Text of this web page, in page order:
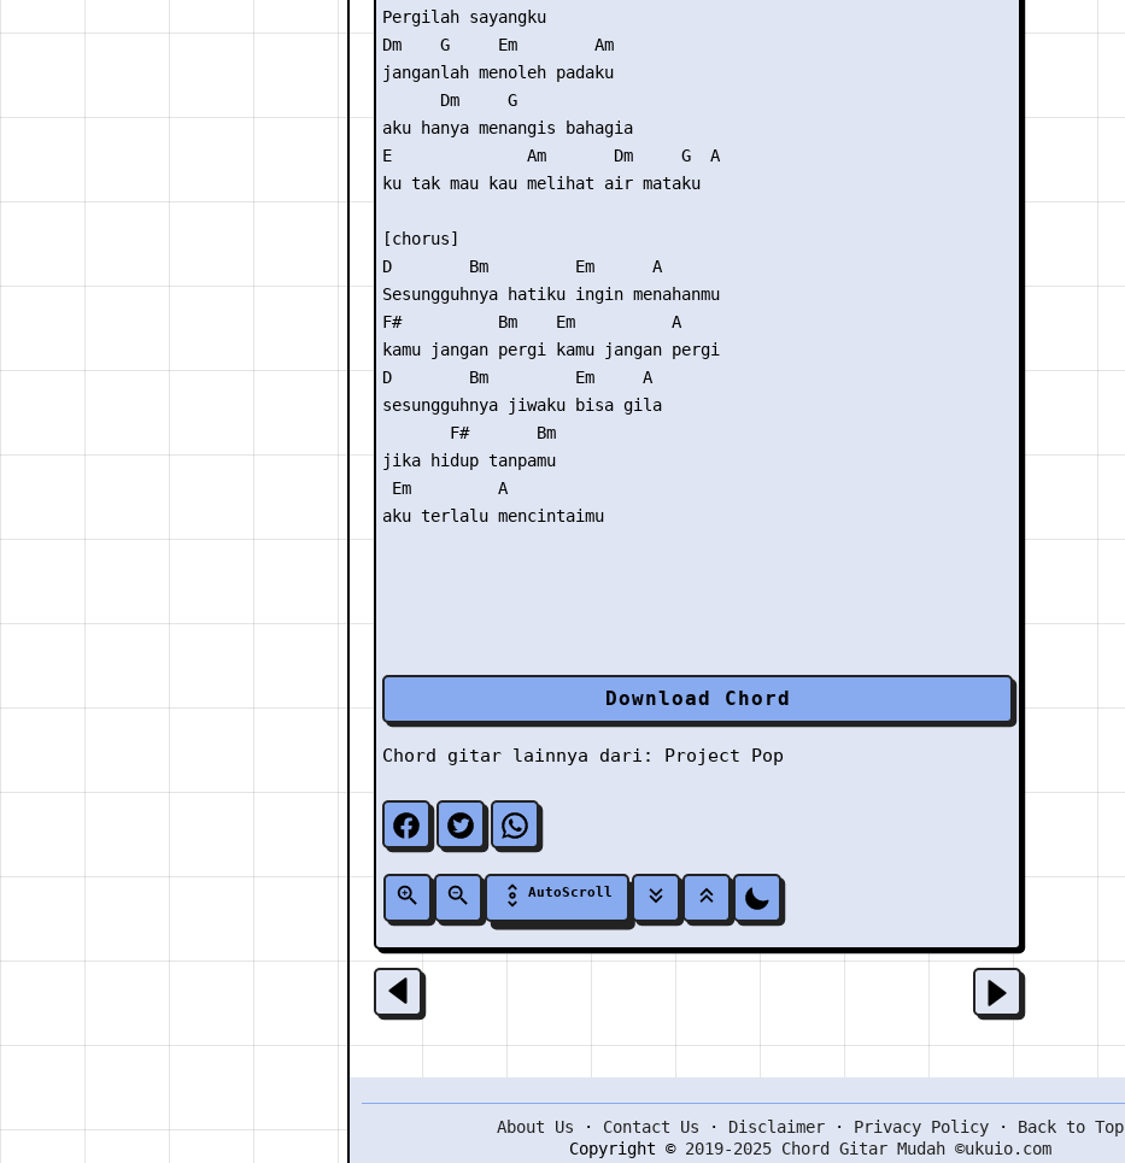
Pergilah sayangku
Dm    G     Em        Am
janganlah menoleh padaku
      Dm     G
aku hanya menangis bahagia
E              Am       Dm     G  A
ku tak mau kau melihat air mataku
[chorus]
D        Bm         Em      A
Sesungguhnya hatiku ingin menahanmu
F#          Bm    Em          A
kamu jangan pergi kamu jangan pergi
D        Bm         Em     A
sesungguhnya jiwaku bisa gila
       F#       Bm
jika hidup tanpamu
Em         A
Download Chord
Chord gitar lainnya dari: Project Pop
AutoScroll
About Us · Contact Us · Disclaimer · Privacy Policy · Back to Top
Copyright © 2019-2025 Chord Gitar Mudah ©ukuio.com